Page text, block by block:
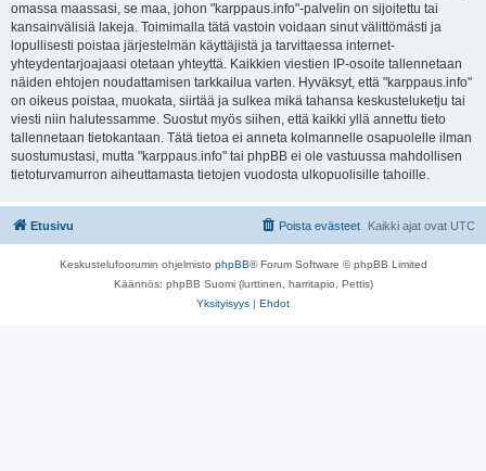
omassa maassasi, se maa, johon "karppaus.info"-palvelin on sijoitettu tai
kansainvälisiä lakeja. Toimimalla tätä vastoin voidaan sinut välittömästi ja
lopullisesti poistaa järjestelmän käyttäjistä ja tarvittaessa internet-
yhteydentarjoajaasi otetaan yhteyttä. Kaikkien viestien IP-osoite tallennetaan
näiden ehtojen noudattamisen tarkkailua varten. Hyväksyt, että "karppaus.info"
on oikeus poistaa, muokata, siirtää ja sulkea mikä tahansa keskusteluketju tai
viesti niin halutessamme. Suostut myös siihen, että kaikki yllä annettu tieto
tallennetaan tietokantaan. Tätä tietoa ei anneta kolmannelle osapuolelle ilman
suostumustasi, mutta "karppaus.info" tai phpBB ei ole vastuussa mahdollisen
tietoturvamurron aiheuttamasta tietojen vuodosta ulkopuolisille tahoille.
Etusivu Kaikki ajat ovat UTC
Poista evästeet
Keskustelufoorumin ohjelmisto phpBB® Forum Software © phpBB Limited
Käännös: phpBB Suomi (lurttinen, harritapio, Pettis)
Yksityisyys | Ehdot